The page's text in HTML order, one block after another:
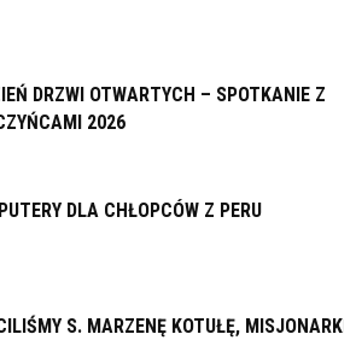
DRZWI OTWARTYCH – SPOTKANIE Z
2026
DLA CHŁOPCÓW Z PERU
S. MARZENĘ KOTUŁĘ, MISJONARKĘ